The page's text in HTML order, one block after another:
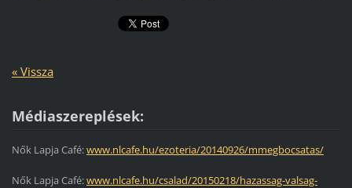
« Vissza
Médiaszereplések:
Nők Lapja Café:www.nlcafe.hu/ezoteria/20140926/mmegbocsatas/
Nők Lapja Café:www.nlcafe.hu/csalad/20150218/hazassag-valsag-